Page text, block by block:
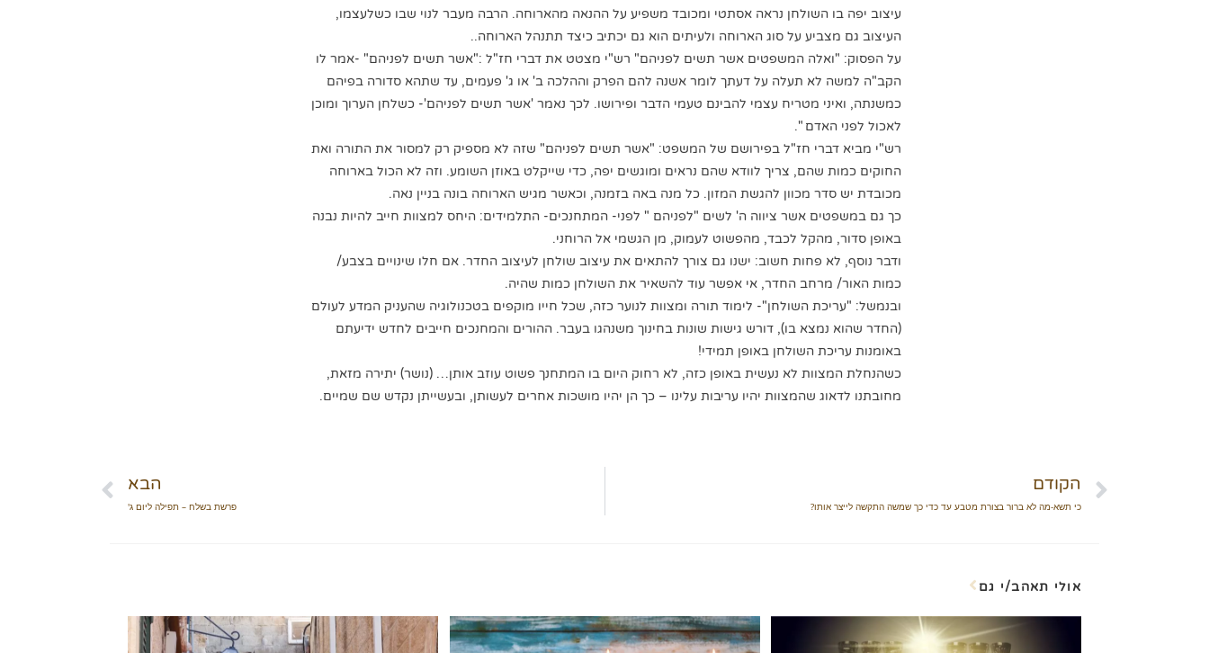
עיצוב יפה בו השולחן נראה אסתטי ומכובד משפיע על ההנאה מהארוחה. הרבה מעבר לנוי שבו כשלעצמו,
העיצוב גם מצביע על סוג הארוחה ולעיתים הוא גם יכתיב כיצד תתנהל הארוחה..
על הפסוק: "ואלה המשפטים אשר תשים לפניהם" רש"י מצטט את דברי חז"ל :"אשר תשים לפניהם" -אמר לו
הקב"ה למשה לא תעלה על דעתך לומר אשנה להם הפרק וההלכה ב' או ג' פעמים, עד שתהא סדורה בפיהם
כמשנתה, ואיני מטריח עצמי להבינם טעמי הדבר ופירושו. לכך נאמר 'אשר תשים לפניהם'- כשלחן הערוך ומוכן
לאכול לפני האדם ".
רש"י מביא דברי חז"ל בפירושם של המשפט: "אשר תשים לפניהם" שזה לא מספיק רק למסור את התורה ואת
החוקים כמות שהם, צריך לוודא שהם נראים ומוגשים יפה, כדי שייקלט באוזן השומע. וזה לא הכול בארוחה
מכובדת יש סדר מכוון להגשת המזון. כל מנה באה בזמנה, וכאשר מגיש הארוחה בונה בניין נאה.
כך גם במשפטים אשר ציווה ה' לשים "לפניהם " לפני- המתחנכים- התלמידים: היחס למצוות חייב להיות נבנה
באופן סדור, מהקל לכבד, מהפשוט לעמוק, מן הגשמי אל הרוחני.
ודבר נוסף, לא פחות חשוב: ישנו גם צורך להתאים את עיצוב שולחן לעיצוב החדר. אם חלו שינויים בצבע/
כמות האור/ מרחב החדר, אי אפשר עוד להשאיר את השולחן כמות שהיה.
ובנמשל: "עריכת השולחן"- לימוד תורה ומצוות לנוער כזה, שכל חייו מוקפים בטכנולוגיה שהעניק המדע לעולם
(החדר שהוא נמצא בו), דורש גישות שונות בחינוך משנהגו בעבר. ההורים והמחנכים חייבים לחדש ידיעתם
באומנות עריכת השולחן באופן תמידי!
כשהנחלת המצוות לא נעשית באופן כזה, לא רחוק היום בו המתחנך פשוט עוזב אותן… (נושר) יתירה מזאת,
מחובתנו לדאוג שהמצוות יהיו עריבות עלינו – כך הן יהיו מושכות אחרים לעשותן, ובעשייתן נקדש שם שמיים.
הקודם
כי תשא-מה לא ברור בצורת מטבע עד כדי כך שמשה התקשה לייצר אותו?
הבא
פרשת בשלח – תפילה ליום ג'
אולי תאהב/י גם